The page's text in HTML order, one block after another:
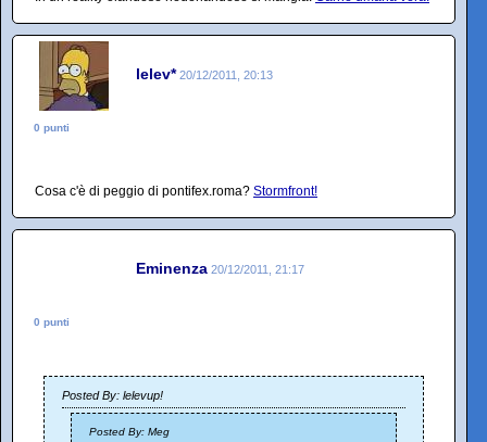
lelev* 20/12/2011, 20:13
0 punti
Cosa c'è di peggio di pontifex.roma? Stormfront!
Eminenza 20/12/2011, 21:17
0 punti
Posted By: lelevup!
Posted By: Meg